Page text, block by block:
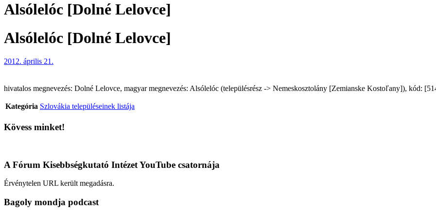
Alsólelóc [Dolné Lelovce]
Alsólelóc [Dolné Lelovce]
2012. április 21.
hivatalos megnevezés: Dolné Lelovce, magyar megnevezés: Alsólelóc (településrész -> Nemeskosztolány [Zemianske Kostoľany]), kód:
Kategória Szlovákia településeinek listája
Kövess minket!
A Fórum Kisebbségkutató Intézet YouTube csatornája
Érvénytelen URL került megadásra.
Bagoly mondja podcast